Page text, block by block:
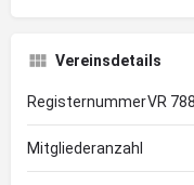
Vereinsdetails
RegisternummerVR
Mitgliederanzahl